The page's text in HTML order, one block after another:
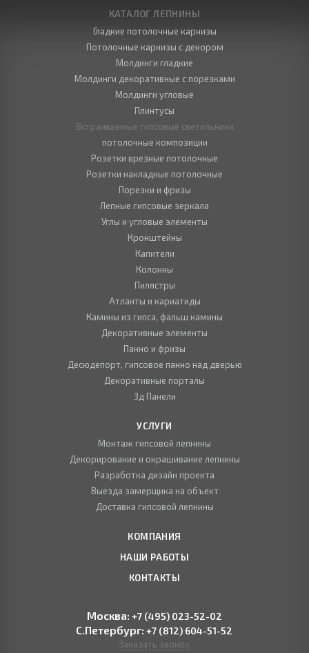
КАТАЛОГ ЛЕПНИНЫ
Гладкие потолочные карнизы
Потолочные карнизы с декором
Молдинги гладкие
Молдинги декоративные с порезками
Молдинги угловые
Плинтусы
Встраиваемые гипсовые светильники
потолочные композиции
Розетки врезные потолочные
Розетки накладные потолочные
Порезки и фризы
Лепные гипсовые зеркала
Углы и угловые элементы
Кронштейны
Капители
Колонны
Пилястры
Атланты и кариатиды
Камины из гипса, фальш камины
Декоративные элементы
Панно и фризы
Десюдепорт, гипсовое панно над дверью
Декоративные порталы
3д Панели
УСЛУГИ
Монтаж гипсовой лепнины
Декорирование и окрашивание лепнины
Разработка дизайн проекта
Выезда замерщика на объект
Доставка гипсовой лепнины
КОМПАНИЯ
НАШИ РАБОТЫ
КОНТАКТЫ
Москва: +7 (495) 023-52-02
С.Петербург: +7 (812) 604-51-52
Заказать звонок